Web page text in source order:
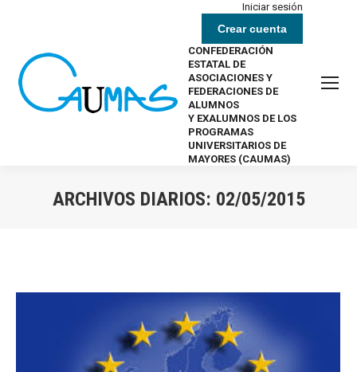
Iniciar sesión
Crear cuenta
CONFEDERACIÓN
ESTATAL DE
ASOCIACIONES Y
FEDERACIONES DE
ALUMNOS
Y EXALUMNOS DE LOS
PROGRAMAS
UNIVERSITARIOS DE
MAYORES (CAUMAS)
ARCHIVOS DIARIOS: 02/05/2015